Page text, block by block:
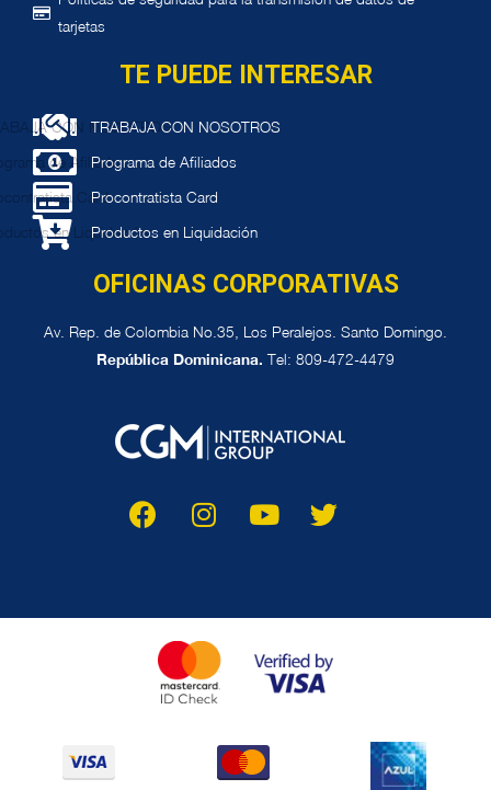
tarjetas
TE PUEDE INTERESAR
TRABAJA CON NOSOTROS
Programa de Afiliados
Procontratista Card
Productos en Liquidación
OFICINAS CORPORATIVAS
Av. Rep. de Colombia No.35, Los Peralejos. Santo Domingo.
República Dominicana. Tel: 809-472-4479